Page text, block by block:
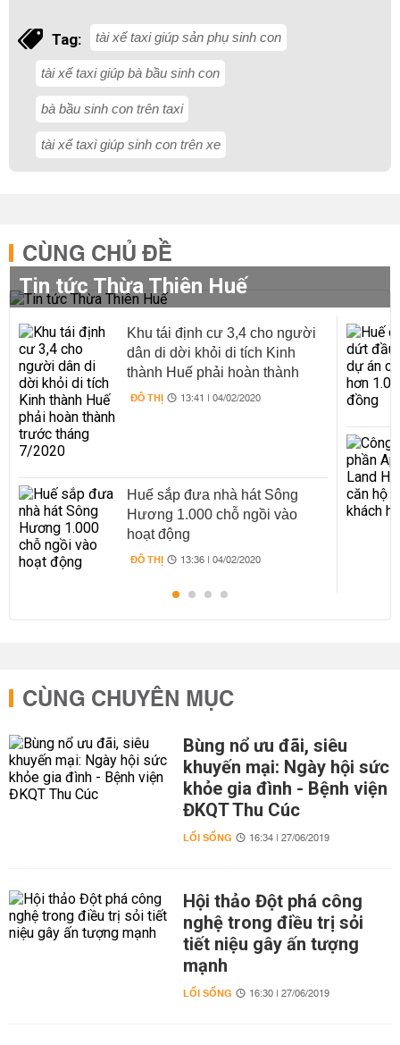
Tag: tài xế taxi giúp sản phụ sinh con
tài xế taxi giúp bà bầu sinh con
bà bầu sinh con trên taxi
tài xế taxi giúp sinh con trên xe
CÙNG CHỦ ĐỀ
Tin tức Thừa Thiên Huế
Khu tái định cư 3,4 cho người
dân di dời khỏi di tích Kinh
thành Huế phải hoàn thành
trước tháng 7/2020
ĐÔ THỊ 13:41 | 04/02/2020
Huế sắp đưa nhà hát Sông
Hương 1.000 chỗ ngồi vào
hoạt động
ĐÔ THỊ 13:36 | 04/02/2020
CÙNG CHUYÊN MỤC
Bùng nổ ưu đãi, siêu
khuyến mại: Ngày hội sức
khỏe gia đình - Bệnh viện
ĐKQT Thu Cúc
LỐI SỐNG 16:34 | 27/06/2019
Hội thảo Đột phá công
nghệ trong điều trị sỏi
tiết niệu gây ấn tượng
mạnh
LỐI SỐNG 16:30 | 27/06/2019